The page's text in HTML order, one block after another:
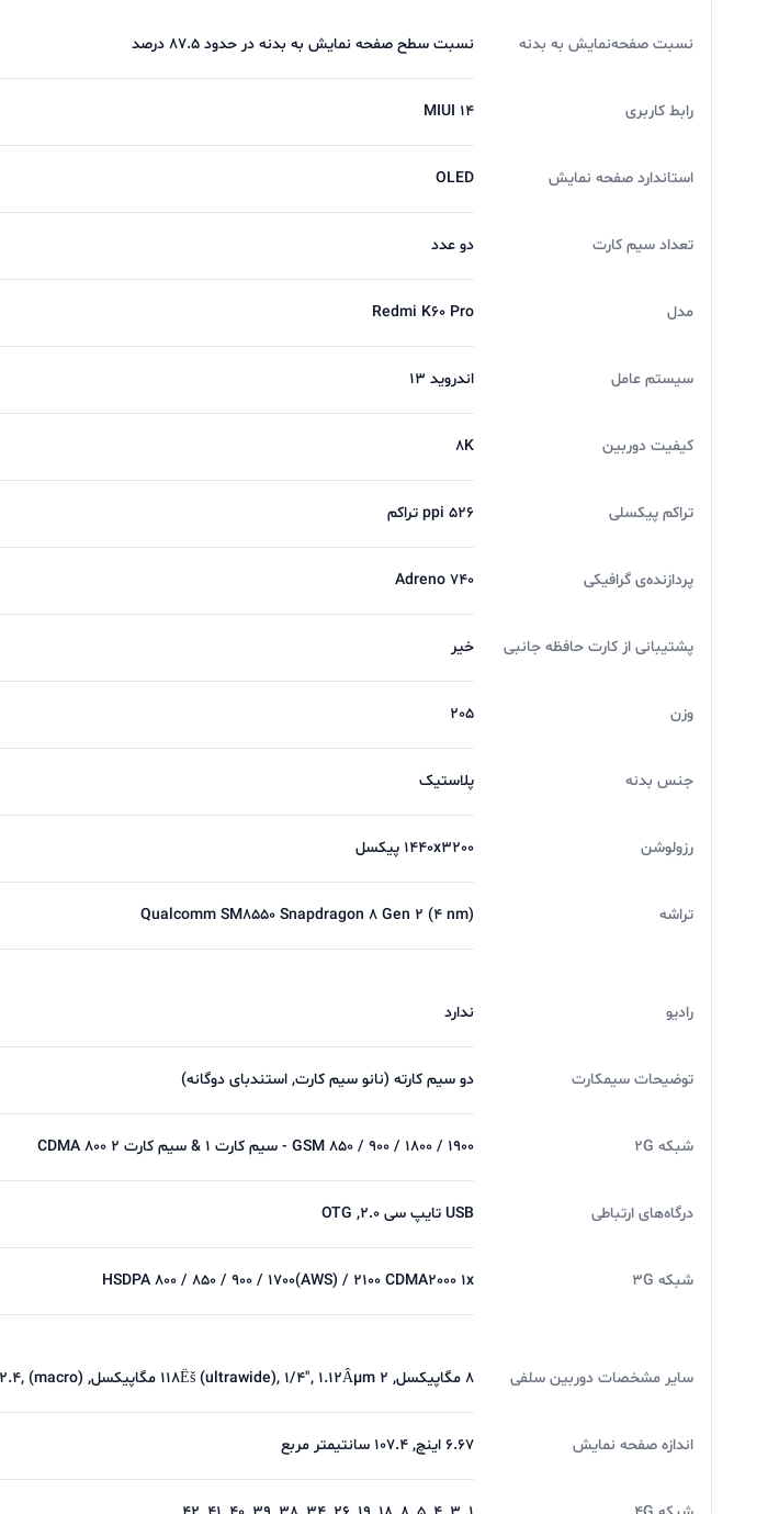
نسبت صفحه‌نمایش به بدنه نسبت سطح صفحه نمایش به بدنه در حدود 87.5 درصد
رابط کاربری MIUI 14
استاندارد صفحه نمایش OLED
تعداد سیم کارت دو عدد
مدل Redmi K60 Pro
سیستم عامل اندروید 13
کیفیت دوربین 8K
تراکم پیکسلی 526 ppi تراکم
پردازنده‌ی گرافیکی Adreno 740
پشتیبانی از کارت حافظه جانبی خیر
وزن 205
جنس بدنه پلاستیک
رزولوشن 1440x3200 پیکسل
تراشه Qualcomm SM8550 Snapdragon 8 Gen 2 (4 nm)
رادیو ندارد
توضیحات سیمکارت دو سیم کارته (نانو سیم کارت, استندبای دوگانه)
شبکه 2G GSM 850 / 900 / 1800 / 1900 - سیم کارت 1 & سیم کارت 2 CDMA 800
درگاه‌های ارتباطی USB تایپ سی 2.0, OTG
شبکه 3G HSDPA 800 / 850 / 900 / 1700(AWS) / 2100 CDMA2000 1x
سایر مشخصات دوربین سلفی 8 مگاپیکسل, 118Ëš (ultrawide), 1/4", 1.12Âµm 2 مگاپیکسل, f/2.4, (macro)
اندازه صفحه نمایش 6.67 اینچ, 107.4 سانتیمتر مربع